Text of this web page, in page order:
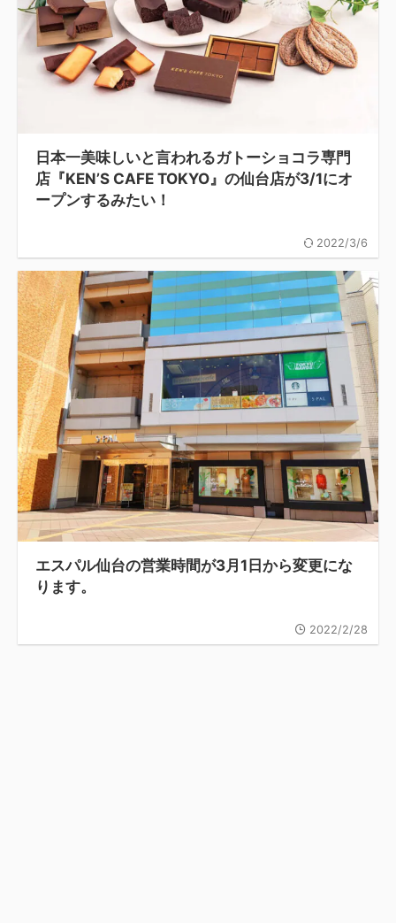
日本一美味しいと言われるガトーショコラ専門
店『KEN’S CAFE TOKYO』の仙台店が3/1にオ
ープンするみたい！
2022/3/6
エスパル仙台の営業時間が3月1日から変更にな
ります。
2022/2/28